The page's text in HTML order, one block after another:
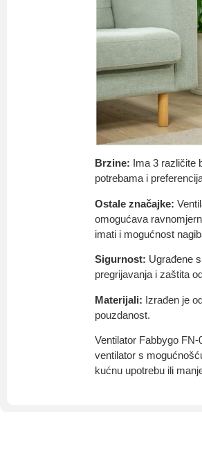
Brzine: Ima 3 različite
potrebama i
Ostale značajke:
omogućava
imati i mogućnost
Sigurnost: Ugrađene
pregrijavanja i zaštita
Materijali: Izrađen je
pouzdanost.
Ventilator Fabbygo
ventilator s
kućnu upotrebu ili